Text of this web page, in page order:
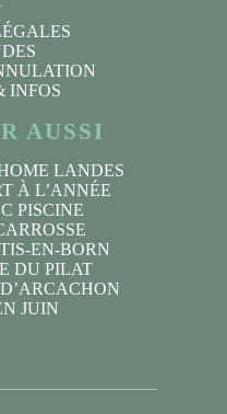
INFOS
AUSSI
LANDES
À L’ANNÉE
PISCINE
EN-BORN
DU PILAT
JUIN